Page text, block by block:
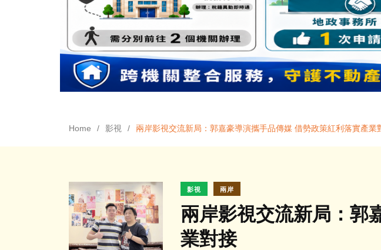
Home 影視 兩岸影視交流新局：郭嘉豪導演攜手品傳媒 借勢政策紅利落實產業
影視 兩岸
兩岸影視交流新局：郭
業對接